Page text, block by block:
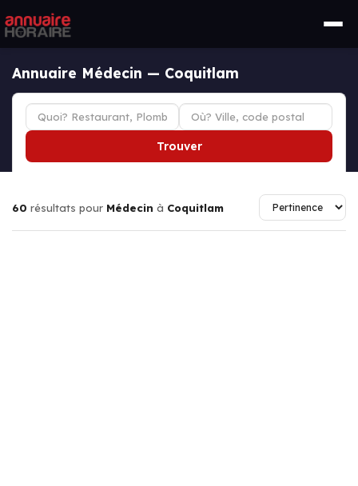
Annuaire Médecin — Coquitlam
Trouver
60 résultats pour Médecin à Coquitlam